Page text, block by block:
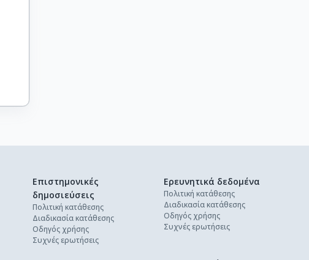
Επιστημονικές
δημοσιεύσεις
Πολιτική κατάθεσης
Διαδικασία κατάθεσης
Οδηγός χρήσης
Συχνές ερωτήσεις
Ερευνητικά δεδομένα
Πολιτική κατάθεσης
Διαδικασία κατάθεσης
Οδηγός χρήσης
Συχνές ερωτήσεις